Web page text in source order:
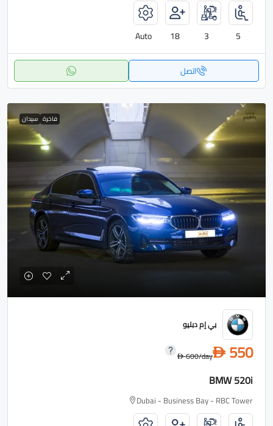
5
3
18
Auto
اتصل
فاخرة سيدان
بي إم دبليو
D 550
D600/day
BMW 520i
Dubai - Business Bay - RBC Tower